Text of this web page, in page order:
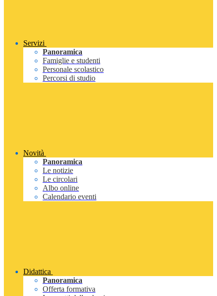
Servizi
Panoramica
Famiglie e studenti
Personale scolastico
Percorsi di studio
Novità
Panoramica
Le notizie
Le circolari
Albo online
Calendario eventi
Didattica
Panoramica
Offerta formativa